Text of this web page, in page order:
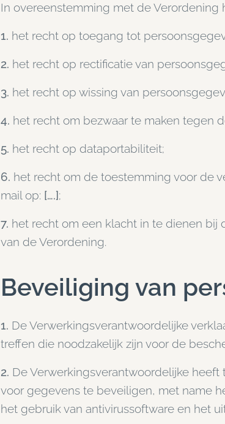
In overeenstemming met de Verordening
1. het recht op toegang tot
2. het recht op rectificatie van
3. het recht op wissing van
4. het recht om bezwaar te maken tegen
5. het recht op dataportabiliteit;
6. het recht om de toestemming voor de
mail op: [….];
7. het recht om een klacht in te dienen bij
van de Verordening.
Beveiliging van
1. De Verwerkingsverantwoordelijke
treffen die noodzakelijk zijn voor de
2. De Verwerkingsverantwoordelijke
voor gegevens te beveiligen, met name
het gebruik van antivirussoftware en het